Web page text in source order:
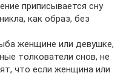
приписывается сну
как образ, без
женщине или девушке,
толкователи снов, не
что если женщина или